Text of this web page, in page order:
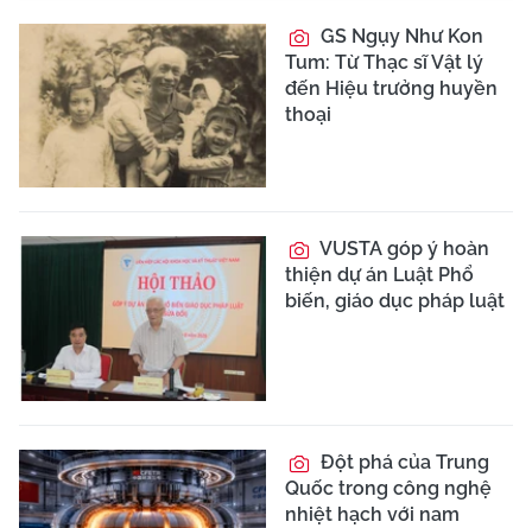
GS Ngụy Như Kon
Tum: Từ Thạc sĩ Vật lý
đến Hiệu trưởng huyền
thoại
VUSTA góp ý hoàn
thiện dự án Luật Phổ
biến, giáo dục pháp luật
Đột phá của Trung
Quốc trong công nghệ
nhiệt hạch với nam